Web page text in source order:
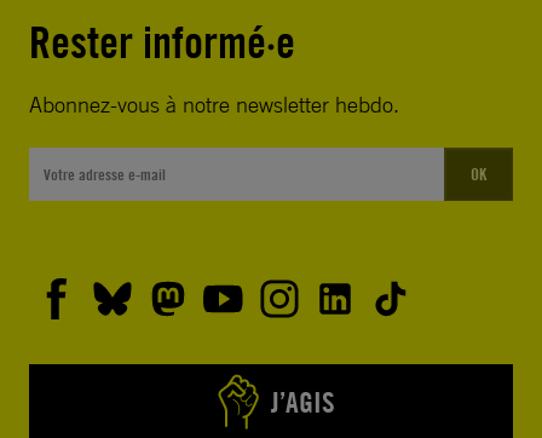
Rester informé·e
Abonnez-vous à notre newsletter hebdo.
OK
J’AGIS